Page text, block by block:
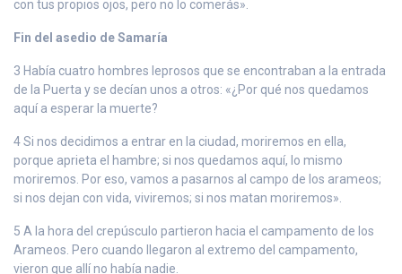
con tus propios ojos, pero no lo comerás».
Fin del asedio de Samaría
3 Había cuatro hombres leprosos que se encontraban a la entrada
de la Puerta y se decían unos a otros: «¿Por qué nos quedamos
aquí a esperar la muerte?
4 Si nos decidimos a entrar en la ciudad, moriremos en ella,
porque aprieta el hambre; si nos quedamos aquí, lo mismo
moriremos. Por eso, vamos a pasarnos al campo de los arameos;
si nos dejan con vida, viviremos; si nos matan moriremos».
5 A la hora del crepúsculo partieron hacia el campamento de los
Arameos. Pero cuando llegaron al extremo del campamento,
vieron que allí no había nadie.